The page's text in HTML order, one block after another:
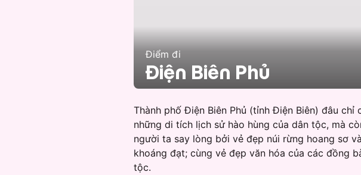
Điểm đi
Điện Biên Phủ
Thành phố Điện Biên Phủ (tỉnh Điện Biên) đâu chỉ
những di tích lịch sử hào hùng của dân tộc, mà
người ta say lòng bởi vẻ đẹp núi rừng hoang sơ và
khoáng đạt; cùng vẻ đẹp văn hóa của các đồng
tộc.